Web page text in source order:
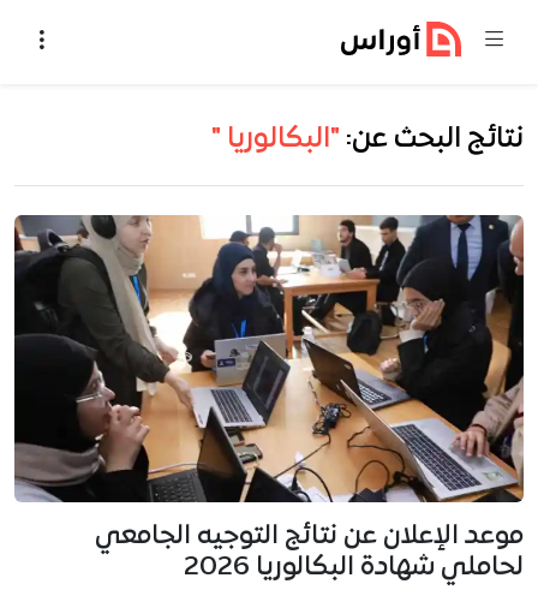
نتائج البحث عن: "البكالوريا "
موعد الإعلان عن نتائج التوجيه الجامعي
لحاملي شهادة البكالوريا 2026